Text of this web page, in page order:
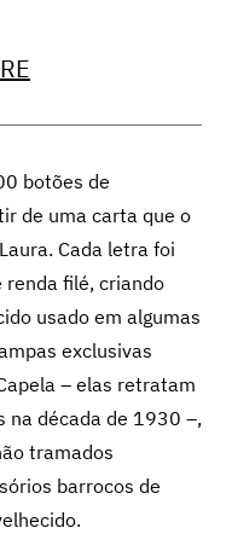
botões de
de uma carta que o
Cada letra foi
filé, criando
usado em algumas
exclusivas
– elas retratam
na década de 1930 –,
tramados
barrocos de